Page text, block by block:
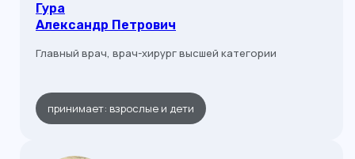
Гура
Александр Петрович
Главный врач, врач-хирург высшей категории
принимает: взрослые и дети